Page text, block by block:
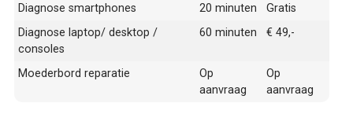
Diagnose smartphones
20 minuten
Gratis
Diagnose laptop/ desktop /
consoles
60 minuten € 49,-
Moederbord reparatie
Op
aanvraag
Op
aanvraag